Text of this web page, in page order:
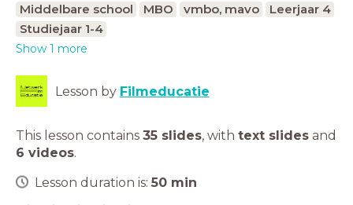
Middelbare school
MBO vmbo, mavo
Leerjaar 4
Studiejaar 1-4
Show 1 more
Lesson by Filmeducatie
This lesson contains 35 slides, with text slides and
6 videos.
Lesson duration is: 50 min